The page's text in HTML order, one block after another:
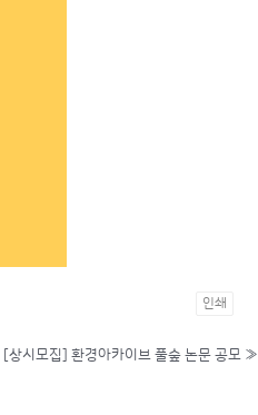
인쇄
[상시모집] 환경아카이브 풀숲 논문 공모 »